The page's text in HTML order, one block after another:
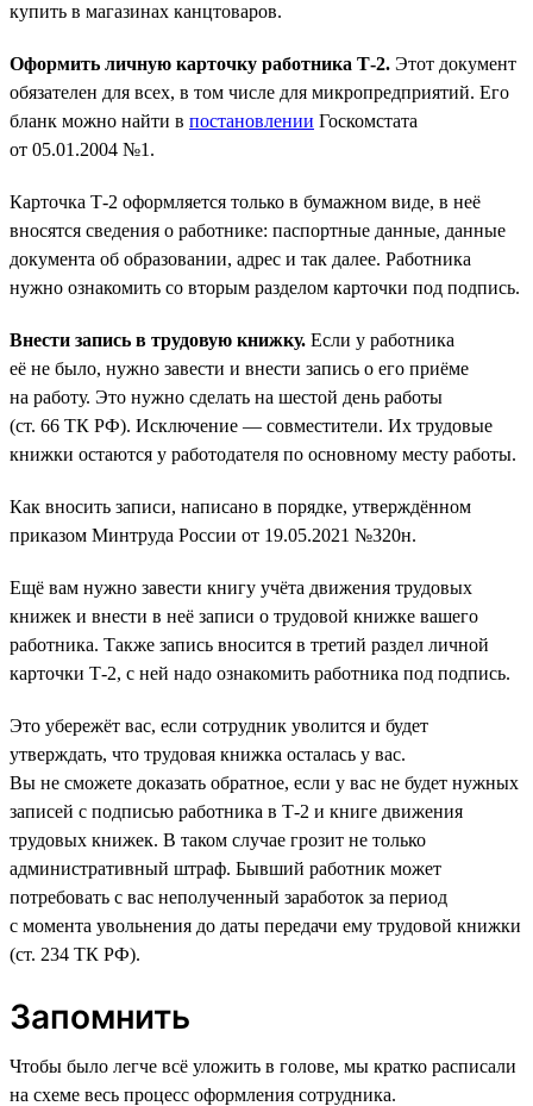
купить в магазинах канцтоваров.
Оформить личную карточку работника Т-2. Этот документ
обязателен для всех, в том числе для микропредприятий. Его
бланк можно найти в постановлении Госкомстата
от 05.01.2004 №1.
Карточка Т-2 оформляется только в бумажном виде, в неё
вносятся сведения о работнике: паспортные данные, данные
документа об образовании, адрес и так далее. Работника
нужно ознакомить со вторым разделом карточки под подпись.
Внести запись в трудовую книжку. Если у работника
её не было, нужно завести и внести запись о его приёме
на работу. Это нужно сделать на шестой день работы
(ст. 66 ТК РФ). Исключение — совместители. Их трудовые
книжки остаются у работодателя по основному месту работы.
Как вносить записи, написано в порядке, утверждённом
приказом Минтруда России от 19.05.2021 №320н.
Ещё вам нужно завести книгу учёта движения трудовых
книжек и внести в неё записи о трудовой книжке вашего
работника. Также запись вносится в третий раздел личной
карточки Т-2, с ней надо ознакомить работника под подпись.
Это убережёт вас, если сотрудник уволится и будет
утверждать, что трудовая книжка осталась у вас.
Вы не сможете доказать обратное, если у вас не будет нужных
записей с подписью работника в Т-2 и книге движения
трудовых книжек. В таком случае грозит не только
административный штраф. Бывший работник может
потребовать с вас неполученный заработок за период
с момента увольнения до даты передачи ему трудовой книжки
(ст. 234 ТК РФ).
Запомнить
Чтобы было легче всё уложить в голове, мы кратко расписали
на схеме весь процесс оформления сотрудника.